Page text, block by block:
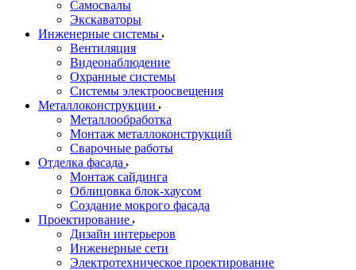
Самосвалы
Экскаваторы
Инженерные системы
Вентиляция
Видеонаблюдение
Охранные системы
Системы электроосвещения
Металлоконструкции
Металлообработка
Монтаж металлоконструкций
Сварочные работы
Отделка фасада
Монтаж сайдинга
Облицовка блок-хаусом
Создание мокрого фасада
Проектирование
Дизайн интерьеров
Инженерные сети
Электротехническое проектирование